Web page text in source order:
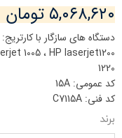
۵,۰۶۸,۶۲۰ تومان
1220
کد عمومی: 15A
کد فنی: C7115A
برند